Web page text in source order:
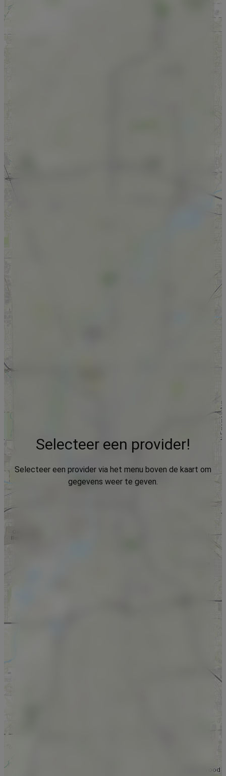
Selecteer een provider!
Selecteer een provider via het menu boven de kaart om
gegevens weer te geven.